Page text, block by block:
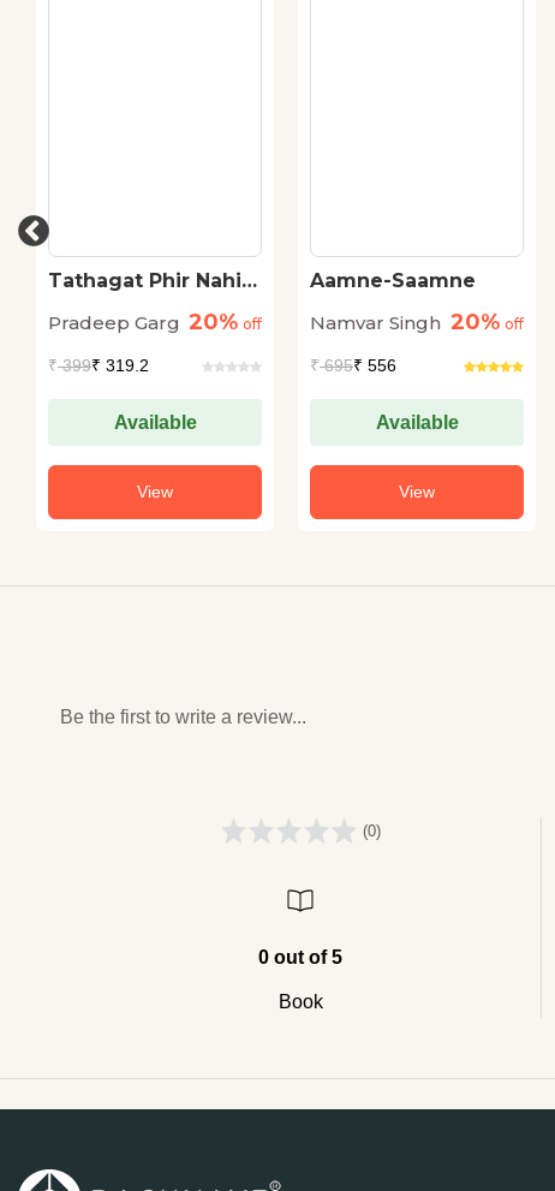
Tathagat Phir Nahi
Pradeep Garg 20% off
₹399₹ 319.2
Available
View
Aamne-Saamne
Namvar Singh 20% off
₹695₹ 556
Available
View
Be the first to write a review...
(0)
0 out of 5
Book